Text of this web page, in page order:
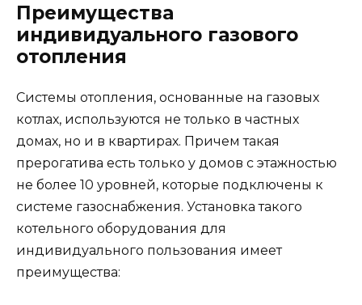
Преимущества
индивидуального газового
отопления
Системы отопления, основанные на газовых
котлах, используются не только в частных
домах, но и в квартирах. Причем такая
прерогатива есть только у домов с этажностью
не более 10 уровней, которые подключены к
системе газоснабжения. Установка такого
котельного оборудования для
индивидуального пользования имеет
преимущества: